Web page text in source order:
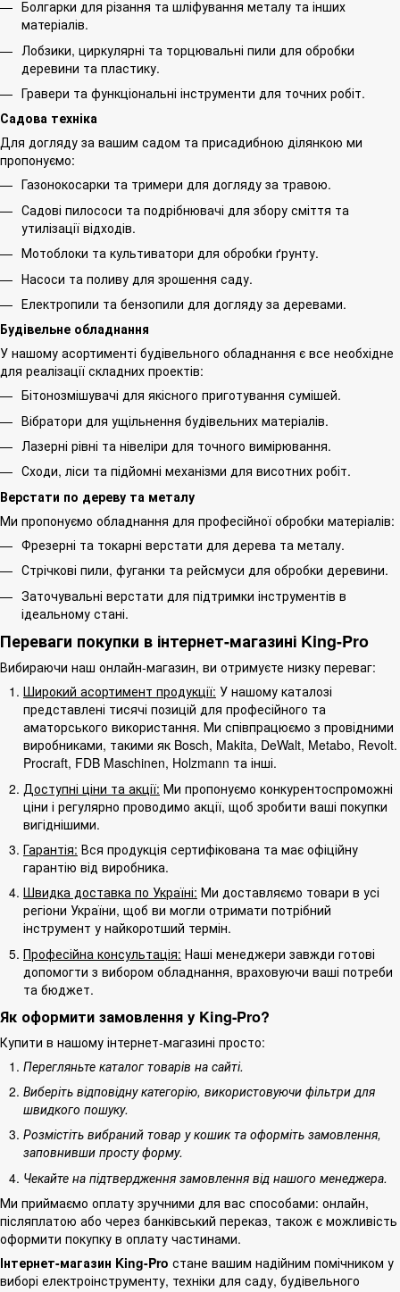
Болгарки для різання та шліфування металу та інших
матеріалів.
Лобзики, циркулярні та торцювальні пили для обробки
деревини та пластику.
Гравери та функціональні інструменти для точних робіт.
Садова техніка
Для догляду за вашим садом та присадибною ділянкою ми
пропонуємо:
Газонокосарки та тримери для догляду за травою.
Садові пилососи та подрібнювачі для збору сміття та
утилізації відходів.
Мотоблоки та культиватори для обробки ґрунту.
Насоси та поливу для зрошення саду.
Електропили та бензопили для догляду за деревами.
Будівельне обладнання
У нашому асортименті будівельного обладнання є все необхідне
для реалізації складних проектів:
Бітонозмішувачі для якісного приготування сумішей.
Вібратори для ущільнення будівельних матеріалів.
Лазерні рівні та нівеліри для точного вимірювання.
Сходи, ліси та підйомні механізми для висотних робіт.
Верстати по дереву та металу
Ми пропонуємо обладнання для професійної обробки матеріалів:
Фрезерні та токарні верстати для дерева та металу.
Стрічкові пили, фуганки та рейсмуси для обробки деревини.
Заточувальні верстати для підтримки інструментів в
ідеальному стані.
Переваги покупки в інтернет-магазині King-Pro
Вибираючи наш онлайн-магазин, ви отримуєте низку переваг:
Широкий асортимент продукції: У нашому каталозі
представлені тисячі позицій для професійного та
аматорського використання. Ми співпрацюємо з провідними
виробниками, такими як Bosch, Makita, DeWalt, Metabo, Revolt.
Procraft, FDB Maschinen, Holzmann та інші.
Доступні ціни та акції: Ми пропонуємо конкурентоспроможні
ціни і регулярно проводимо акції, щоб зробити ваші покупки
вигіднішими.
Гарантія: Вся продукція сертифікована та має офіційну
гарантію від виробника.
Швидка доставка по Україні: Ми доставляємо товари в усі
регіони України, щоб ви могли отримати потрібний
інструмент у найкоротший термін.
Професійна консультація: Наші менеджери завжди готові
допомогти з вибором обладнання, враховуючи ваші потреби
та бюджет.
Як оформити замовлення у King-Pro?
Купити в нашому інтернет-магазині просто:
Перегляньте каталог товарів на сайті.
Виберіть відповідну категорію, використовуючи фільтри для
швидкого пошуку.
Розмістіть вибраний товар у кошик та оформіть замовлення,
заповнивши просту форму.
Чекайте на підтвердження замовлення від нашого менеджера.
Ми приймаємо оплату зручними для вас способами: онлайн,
післяплатою або через банківський переказ, також є можливість
оформити покупку в оплату частинами.
Інтернет-магазин King-Pro стане вашим надійним помічником у
виборі електроінструменту, техніки для саду, будівельного